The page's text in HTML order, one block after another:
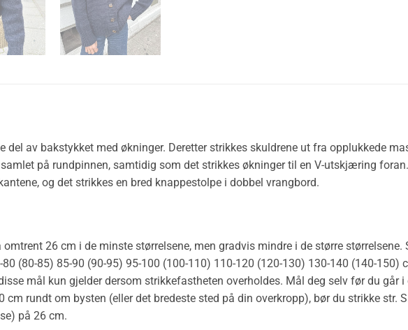
del av bakstykket med økninger. Deretter strikkes skuldrene ut fra opplukkede
på rundpinnen, samtidig som det strikkes økninger til en V-utskjæring
og det strikkes en bred knappestolpe i dobbel vrangbord.
26 cm i de minste størrelsene, men gradvis mindre i de større
(80-85) 85-90 (90-95) 95-100 (100-110) 110-120 (120-130) 130-140 (140-150)
mål kun gjelder dersom strikkefastheten overholdes. Mål deg selv før du går
rundt om bysten (eller det bredeste sted på din overkropp), bør du strikke str.
på 26 cm.